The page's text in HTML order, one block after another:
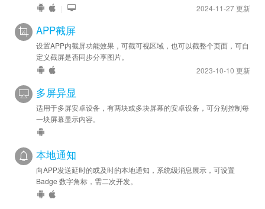
|
2024-11-27 更新
APP截屏
设置APP内截屏功能效果，可截可视区域，也可以截整个页面，可自
定义截屏是否同步分享图片。
2023-10-10 更新
多屏异显
适用于多屏安卓设备，有两块或多块屏幕的安卓设备，可分别控制每
一块屏幕显示内容。
本地通知
向APP发送延时的或及时的本地通知，系统级消息展示，可设置
Badge 数字角标，需二次开发。